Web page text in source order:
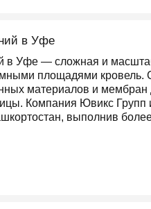
в Уфе
Уфе — сложная и
площадями кровель.
материалов и
Компания Ювикс Групп
выполнив более